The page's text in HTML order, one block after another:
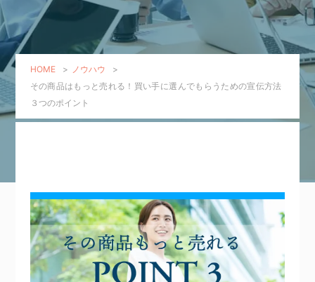
HOME > ノウハウ
>
その商品はもっと売れる！買い手に選んでもらうための宣伝方法
３つのポイント